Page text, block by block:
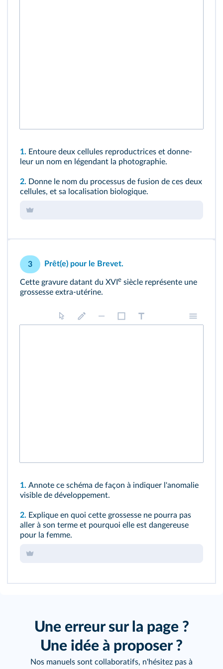
1. Entoure deux cellules reproductrices et donne-
leur un nom en légendant la photographie.
2. Donne le nom du processus de fusion de ces deux
cellules, et sa localisation biologique.
3 Prêt(e) pour le Brevet.
Cette gravure datant du XVI e siècle représente une
grossesse extra-utérine.
1. Annote ce schéma de façon à indiquer l'anomalie
visible de développement.
2. Explique en quoi cette grossesse ne pourra pas
aller à son terme et pourquoi elle est dangereuse
pour la femme.
Une erreur sur la page ?
Une idée à proposer ?
Nos manuels sont collaboratifs, n'hésitez pas à